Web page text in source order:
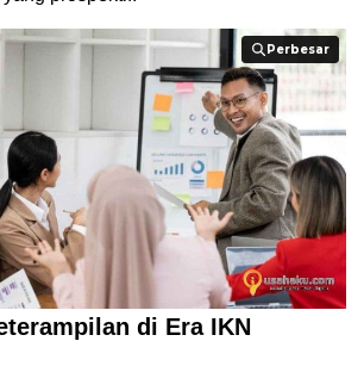
Perbesar
Perbesar
di Era IKN